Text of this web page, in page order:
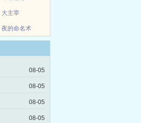
大主宰
夜的命名术
08-05
08-05
08-05
08-05